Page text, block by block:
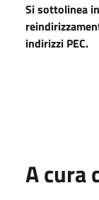
Si sottolinea
indirizzi PEC.
A cura